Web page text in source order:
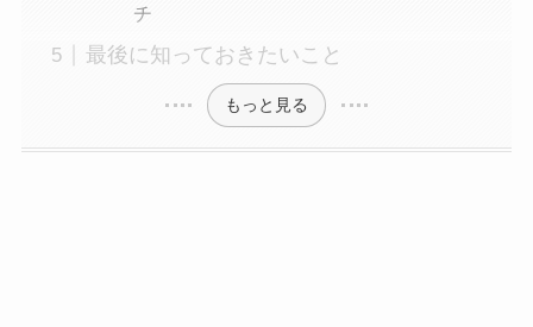
チ
最後に知っておきたいこと
もっと見る